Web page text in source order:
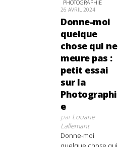
PHOTOGRAPHIE
26 AVRIL 2024
Donne-moi
quelque
chose qui ne
meure pas :
petit essai
sur la
Photographi
e
parLouane
Lallemant
Donne-moi